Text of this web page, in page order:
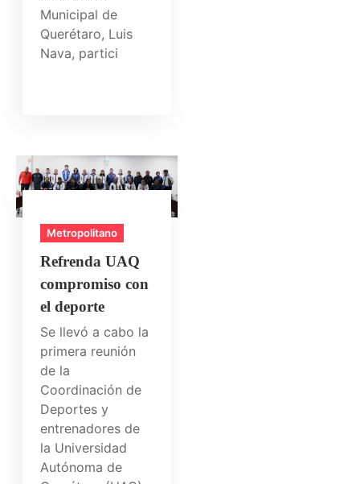
Municipal de
Querétaro, Luis
Nava, partici
Metropolitano
Refrenda UAQ
compromiso con
el deporte
Se llevó a cabo la
primera reunión
de la
Coordinación de
Deportes y
entrenadores de
la Universidad
Autónoma de